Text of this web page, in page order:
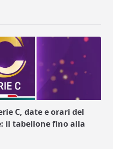
C, date e orari del
il tabellone fino alla